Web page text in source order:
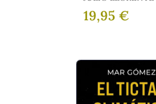
19,95 €